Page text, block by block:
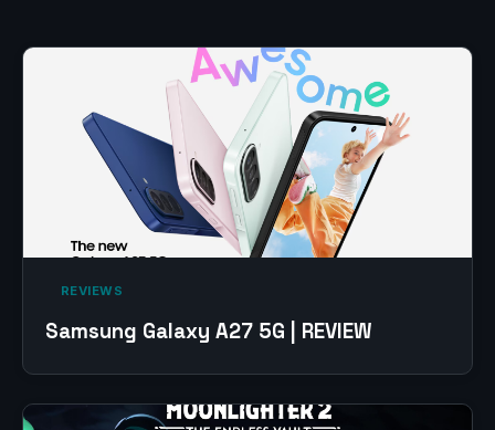
‎ REVIEWS‎
Samsung Galaxy A27 5G | REVIEW